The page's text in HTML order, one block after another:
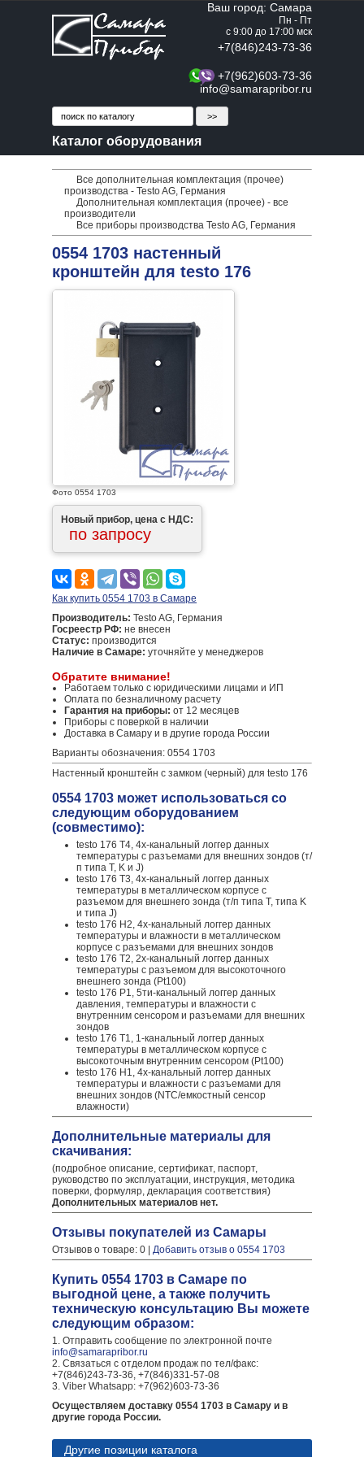
Ваш город: Самара
Пн - Пт
с 9:00 до 17:00 мск
+7(846)243-73-36
+7(962)603-73-36
info@samarapribor.ru
Каталог оборудования
Все дополнительная комплектация (прочее)
производства - Testo AG, Германия
Дополнительная комплектация (прочее) - все
производители
Все приборы производства Testo AG, Германия
0554 1703 настенный
кронштейн для testo 176
Фото 0554 1703
Новый прибор, цена с НДС:
по запросу
Как купить 0554 1703 в Самаре
Производитель: Testo AG, Германия
Госреестр РФ: не внесен
Статус: производится
Наличие в Самаре: уточняйте у менеджеров
Обратите внимание!
Работаем только с юридическими лицами и ИП
Оплата по безналичному расчету
Гарантия на приборы: от 12 месяцев
Приборы с поверкой в наличии
Доставка в Самару и в другие города России
Варианты обозначения: 0554 1703
Настенный кронштейн с замком (черный) для testo 176
0554 1703 может использоваться со
следующим оборудованием
(совместимо):
testo 176 T4, 4х-канальный логгер данных
температуры с разъемами для внешних зондов (т/
п типа T, K и J)
testo 176 T3, 4х-канальный логгер данных
температуры в металлическом корпусе с
разъемом для внешнего зонда (т/п типа T, типа K
и типа J)
testo 176 H2, 4х-канальный логгер данных
температуры и влажности в металлическом
корпусе с разъемами для внешних зондов
testo 176 T2, 2х-канальный логгер данных
температуры с разъемом для высокоточного
внешнего зонда (Pt100)
testo 176 P1, 5ти-канальный логгер данных
давления, температуры и влажности с
внутренним сенсором и разъемами для внешних
зондов
testo 176 T1, 1-канальный логгер данных
температуры в металлическом корпусе с
высокоточным внутренним сенсором (Pt100)
testo 176 H1, 4х-канальный логгер данных
температуры и влажности с разъемами для
внешних зондов (NTC/емкостный сенсор
влажности)
Дополнительные материалы для
скачивания:
(подробное описание, сертификат, паспорт,
руководство по эксплуатации, инструкция, методика
поверки, формуляр, декларация соответствия)
Дополнительных материалов нет.
Отзывы покупателей из Самары
Отзывов о товаре: 0 | Добавить отзыв о 0554 1703
Купить 0554 1703 в Самаре по
выгодной цене, а также получить
техническую консультацию Вы можете
следующим образом:
1. Отправить сообщение по электронной почте
info@samarapribor.ru
2. Связаться с отделом продаж по тел/факс:
+7(846)243-73-36, +7(846)331-57-08
3. Viber Whatsapp: +7(962)603-73-36
Осуществляем доставку 0554 1703 в Самару и в
другие города России.
Другие позиции каталога